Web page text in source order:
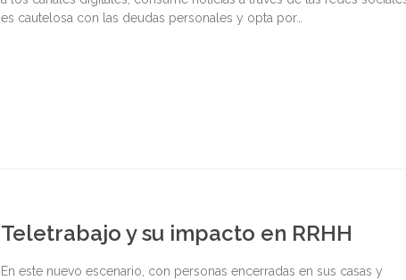
es cautelosa con las deudas personales y opta por…
Teletrabajo y su impacto en RRHH
En este nuevo escenario, con personas encerradas en sus casas y